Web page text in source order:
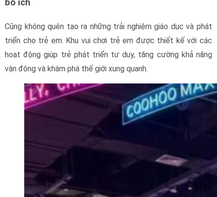
bổ ích
Cũng không quên tạo ra những trải nghiệm giáo dục và phát
triển cho trẻ em. Khu vui chơi trẻ em được thiết kế với các
hoạt động giúp trẻ phát triển tư duy, tăng cường khả năng
vận động và khám phá thế giới xung quanh.